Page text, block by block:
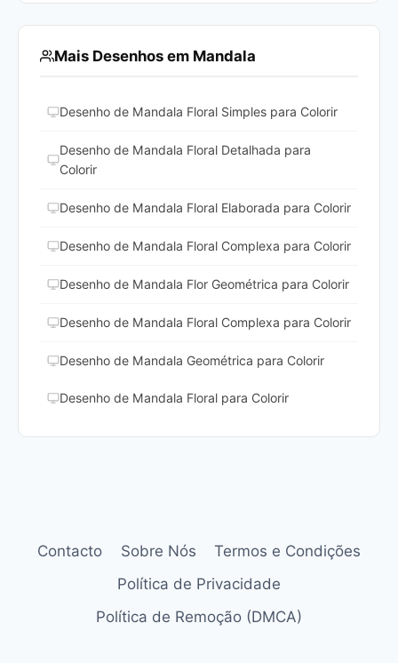
Mais Desenhos em Mandala
Desenho de Mandala Floral Simples para Colorir
Desenho de Mandala Floral Detalhada para
Colorir
Desenho de Mandala Floral Elaborada para Colorir
Desenho de Mandala Floral Complexa para Colorir
Desenho de Mandala Flor Geométrica para Colorir
Desenho de Mandala Floral Complexa para Colorir
Desenho de Mandala Geométrica para Colorir
Desenho de Mandala Floral para Colorir
Contacto Sobre Nós
Termos e Condições
Política de Privacidade
Política de Remoção (DMCA)